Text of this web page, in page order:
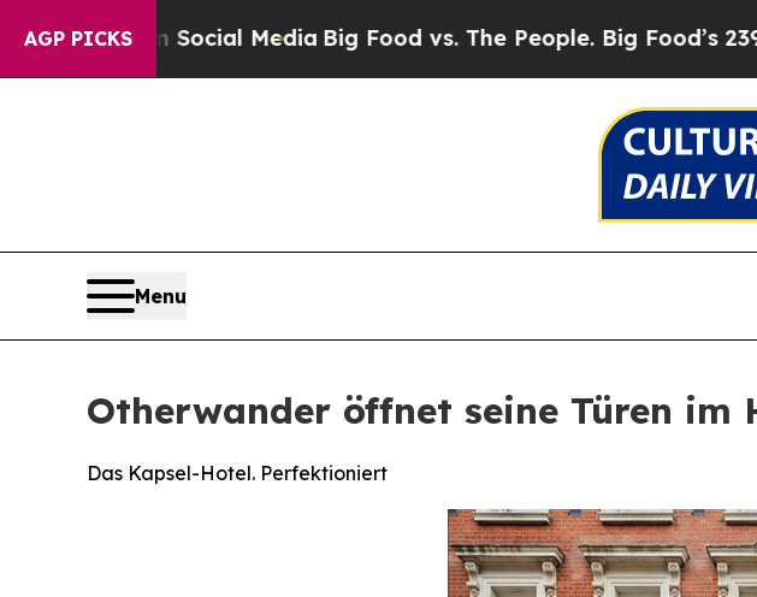
AGP PICKS
Media Big Food vs. The People. Big Food’s 239 Lawsuits
Menu
Otherwander öffnet seine Türen im
Das Kapsel-Hotel. Perfektioniert